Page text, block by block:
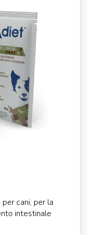
cani, per la
intestinale